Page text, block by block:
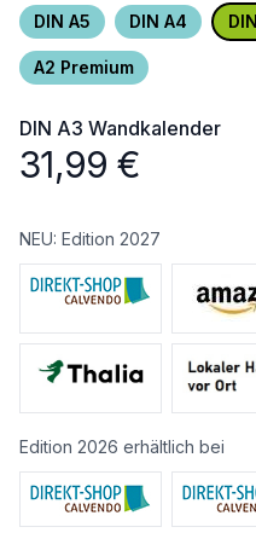
DIN A5 DIN A4
A2 Premium
DIN A3 Wandkalender
31,99 €
NEU: Edition 2027
Edition 2026 erhältlich bei